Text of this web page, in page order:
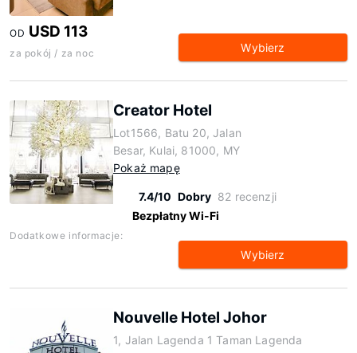
OD USD 113
za pokój / za noc Wybierz
Creator Hotel
Lot1566, Batu 20, Jalan
Besar, Kulai, 81000, MY
Pokaż mapę
7.4/10 Dobry 82 recenzji
Bezpłatny Wi-Fi
Dodatkowe informacje:
Wybierz
Nouvelle Hotel Johor
1, Jalan Lagenda 1 Taman Lagenda